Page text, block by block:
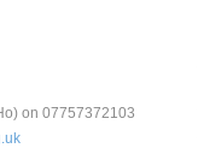
on 07757372103